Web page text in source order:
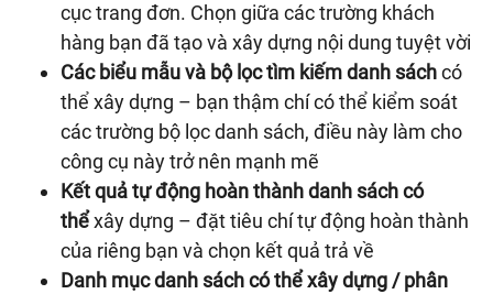
cục trang đơn. Chọn giữa các trường khách
hàng bạn đã tạo và xây dựng nội dung tuyệt vời
Các biểu mẫu và bộ lọc tìm kiếm danh sáchcó
thể xây dựng – bạn thậm chí có thể kiểm soát
các trường bộ lọc danh sách, điều này làm cho
công cụ này trở nên mạnh mẽ
Kết quả tự động hoàn thành danh sách có
thểxây dựng – đặt tiêu chí tự động hoàn thành
của riêng bạn và chọn kết quả trả về
Danh mục danh sách có thể xây dựng / phân